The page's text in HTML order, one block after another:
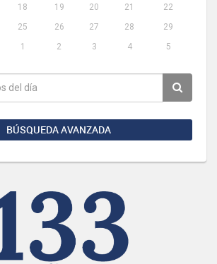
18 19 20 21
22
25 26 27 28
29
1 2 3 4 5
BÚSQUEDA AVANZADA